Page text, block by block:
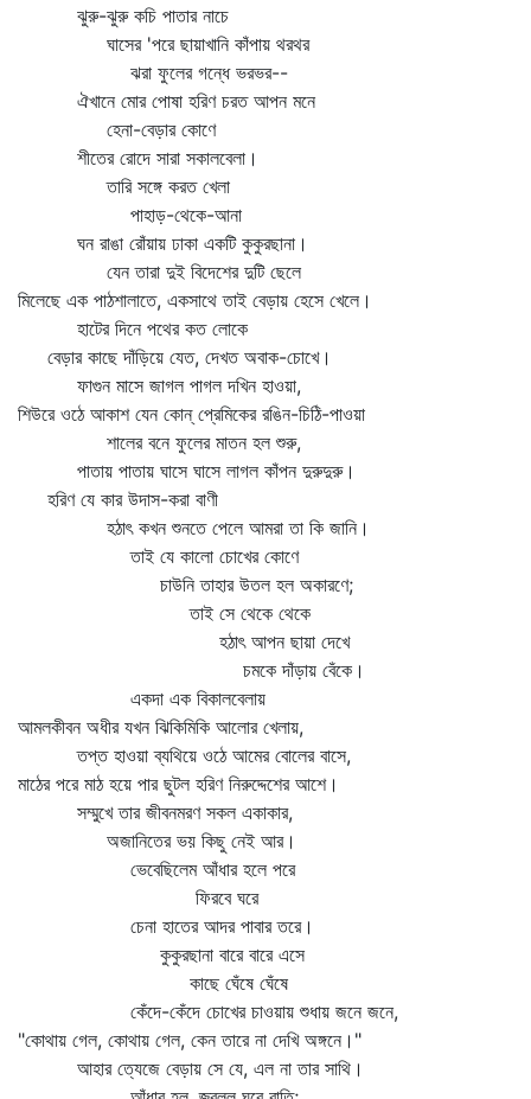
ঝুরু-ঝুরু কচি পাতার নাচে
ঘাসের 'পরে ছায়াখানি কাঁপায় থরথর
ঝরা ফুলের গন্ধে ভরভর--
ঐখানে মোর পোষা হরিণ চরত আপন মনে
হেনা-বেড়ার কোণে
শীতের রোদে সারা সকালবেলা।
তারি সঙ্গে করত খেলা
পাহাড়-থেকে-আনা
ঘন রাঙা রোঁয়ায় ঢাকা একটি কুকুরছানা।
যেন তারা দুই বিদেশের দুটি ছেলে
মিলেছে এক পাঠশালাতে, একসাথে তাই বেড়ায় হেসে খেলে।
হাটের দিনে পথের কত লোকে
বেড়ার কাছে দাঁড়িয়ে যেত, দেখত অবাক-চোখে।
ফাগুন মাসে জাগল পাগল দখিন হাওয়া,
শিউরে ওঠে আকাশ যেন কোন্‌ প্রেমিকের রঙিন-চিঠি-পাওয়া
শালের বনে ফুলের মাতন হল শুরু,
পাতায় পাতায় ঘাসে ঘাসে লাগল কাঁপন দুরুদুরু।
হরিণ যে কার উদাস-করা বাণী
হঠাৎ কখন শুনতে পেলে আমরা তা কি জানি।
তাই যে কালো চোখের কোণে
চাউনি তাহার উতল হল অকারণে;
তাই সে থেকে থেকে
হঠাৎ আপন ছায়া দেখে
চমকে দাঁড়ায় বেঁকে।
একদা এক বিকালবেলায়
আমলকীবন অধীর যখন ঝিকিমিকি আলোর খেলায়,
তপ্ত হাওয়া ব্যথিয়ে ওঠে আমের বোলের বাসে,
মাঠের পরে মাঠ হয়ে পার ছুটল হরিণ নিরুদ্দেশের আশে।
সম্মুখে তার জীবনমরণ সকল একাকার,
অজানিতের ভয় কিছু নেই আর।
ভেবেছিলেম আঁধার হলে পরে
ফিরবে ঘরে
চেনা হাতের আদর পাবার তরে।
কুকুরছানা বারে বারে এসে
কাছে ঘেঁষে ঘেঁষে
কেঁদে-কেঁদে চোখের চাওয়ায় শুধায় জনে জনে,
"কোথায় গেল, কোথায় গেল, কেন তারে না দেখি অঙ্গনে।"
আহার ত্যেজে বেড়ায় সে যে, এল না তার সাথি।